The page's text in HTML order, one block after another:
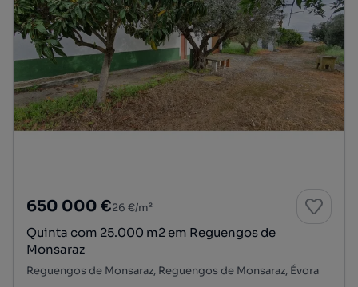
650 000 €26 €/m²
Quinta com 25.000 m2 em Reguengos de
Monsaraz
Reguengos de Monsaraz, Reguengos de Monsaraz, Évora